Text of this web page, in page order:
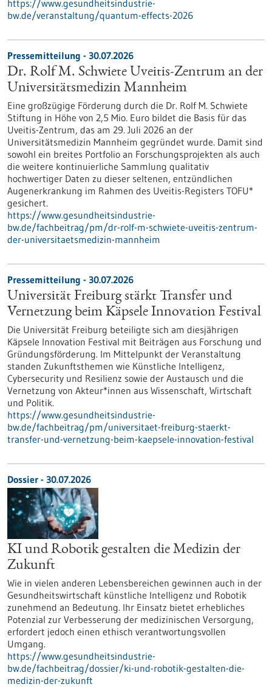
https://www.gesundheitsindustrie-
bw.de/veranstaltung/quantum-effects-2026
Pressemitteilung - 30.07.2026
Dr. Rolf M. Schwiete Uveitis-Zentrum an der
Universitätsmedizin Mannheim
Eine großzügige Förderung durch die Dr. Rolf M. Schwiete
Stiftung in Höhe von 2,5 Mio. Euro bildet die Basis für das
Uveitis-Zentrum, das am 29. Juli 2026 an der
Universitätsmedizin Mannheim gegründet wurde. Damit sind
sowohl ein breites Portfolio an Forschungsprojekten als auch
die weitere kontinuierliche Sammlung qualitativ
hochwertiger Daten zu dieser seltenen, entzündlichen
Augenerkrankung im Rahmen des Uveitis-Registers TOFU*
gesichert.
https://www.gesundheitsindustrie-
bw.de/fachbeitrag/pm/dr-rolf-m-schwiete-uveitis-zentrum-
der-universitaetsmedizin-mannheim
Pressemitteilung - 30.07.2026
Universität Freiburg stärkt Transfer und
Vernetzung beim Käpsele Innovation Festival
Die Universität Freiburg beteiligte sich am diesjährigen
Käpsele Innovation Festival mit Beiträgen aus Forschung und
Gründungsförderung. Im Mittelpunkt der Veranstaltung
standen Zukunftsthemen wie Künstliche Intelligenz,
Cybersecurity und Resilienz sowie der Austausch und die
Vernetzung von Akteur*innen aus Wissenschaft, Wirtschaft
und Politik.
https://www.gesundheitsindustrie-
bw.de/fachbeitrag/pm/universitaet-freiburg-staerkt-
transfer-und-vernetzung-beim-kaepsele-innovation-festival
Dossier - 30.07.2026
KI und Robotik gestalten die Medizin der
Zukunft
Wie in vielen anderen Lebensbereichen gewinnen auch in der
Gesundheitswirtschaft künstliche Intelligenz und Robotik
zunehmend an Bedeutung. Ihr Einsatz bietet erhebliches
Potenzial zur Verbesserung der medizinischen Versorgung,
erfordert jedoch einen ethisch verantwortungsvollen
Umgang.
https://www.gesundheitsindustrie-
bw.de/fachbeitrag/dossier/ki-und-robotik-gestalten-die-
medizin-der-zukunft